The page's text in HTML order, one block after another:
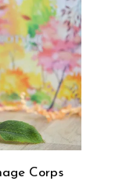
Corps